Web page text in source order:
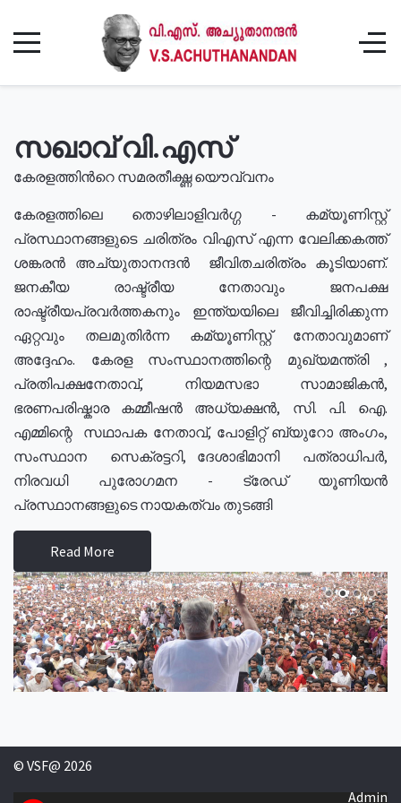
സഖാവ് വി.എസ്
കേരളത്തിൻറെ സമരതീക്ഷ്ണ യൌവ്വനം
കേരളത്തിലെ തൊഴിലാളിവർഗ്ഗ - കമ്യൂണിസ്റ്റ്
പ്രസ്ഥാനങ്ങളുടെ ചരിത്രം വിഎസ് എന്ന വേലിക്കകത്ത്
ശങ്കരൻ അച്യുതാനന്ദൻ ജീവിതചരിത്രം കൂടിയാണ്.
ജനകീയ രാഷ്ട്രീയ നേതാവും ജനപക്ഷ
രാഷ്ട്രീയപ്രവർത്തകനും ഇന്ത്യയിലെ ജീവിച്ചിരിക്കുന്ന
ഏറ്റവും തലമുതിർന്ന കമ്യൂണിസ്റ്റ് നേതാവുമാണ്
അദ്ദേഹം. കേരള സംസ്ഥാനത്തിന്റെ മുഖ്യമന്ത്രി ,
പ്രതിപക്ഷനേതാവ്, നിയമസഭാ സാമാജികൻ,
ഭരണപരിഷ്കാര കമ്മീഷൻ അധ്യക്ഷൻ, സി. പി. ഐ.
എമ്മിന്റെ സഥാപക നേതാവ്, പോളിറ്റ് ബ്യുറോ അംഗം,
സംസ്ഥാന സെക്രട്ടറി, ദേശാഭിമാനി പത്രാധിപർ,
നിരവധി പുരോഗമന - ട്രേഡ് യൂണിയൻ
പ്രസ്ഥാനങ്ങളുടെ നായകത്വം തുടങ്ങി
Read More
© VSF@ 2026
Admin